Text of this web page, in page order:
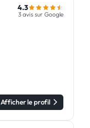
4.3
3 avis sur Google
Afficher le profil